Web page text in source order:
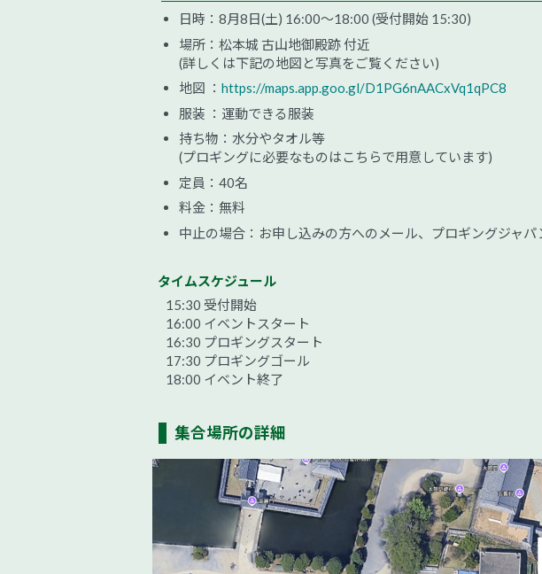
日時：8月8日(土) 16:00～18:00 (受付開始 15:30)
場所：松本城 古山地御殿跡 付近
(詳しくは下記の地図と写真をご覧ください)
地図 ： https://maps.app.goo.gl/D1PG6nAACxVq1qPC8
服装 ：運動できる服装
持ち物：水分やタオル等
(プロギングに必要なものはこちらで用意しています)
定員：40名
料金：無料
中止の場合：お申し込みの方へのメール、プロギングジャパ
タイムスケジュール
15:30 受付開始
16:00 イベントスタート
16:30 プロギングスタート
17:30 プロギングゴール
18:00 イベント終了
集合場所の詳細